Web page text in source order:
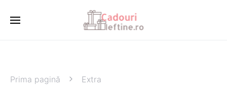
Prima pagină Extra